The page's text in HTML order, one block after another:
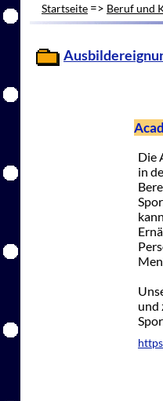
Startseite => Beruf und
Die
in
und